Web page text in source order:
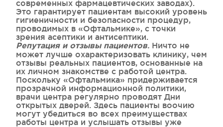
современных фармацевтических заводах).
Это гарантирует пациентам высокий уровень
гигиеничности и безопасности процедур,
проводимых в «Офтальмике», с точки
зрения асептики и антисептики.
Репутация и отзывы пациентов. Ничто не
может лучше охарактеризовать клинику, чем
отзывы реальных пациентов, основанные на
их личном знакомстве с работой центра.
Поскольку «Офтальмика» придерживается
прозрачной информационной политики,
врачи центра регулярно проводят Дни
открытых дверей. Здесь пациенты воочию
могут убедиться во всех преимуществах
работы центра и услышать отзывы уже